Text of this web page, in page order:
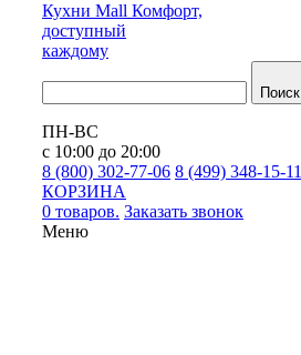
Кухни Mall Комфорт,
доступный
каждому
Поиск
ПН-ВС
с 10:00 до 20:00
8 (800) 302-77-06 8 (499) 348-15-11
КОРЗИНА
0 товаров. Заказать звонок
Меню